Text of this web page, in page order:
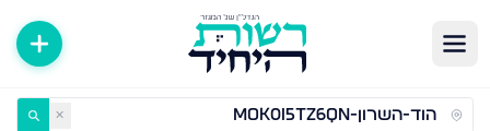
דירות למכירה ולהשכרה — רשות היחיד ✕